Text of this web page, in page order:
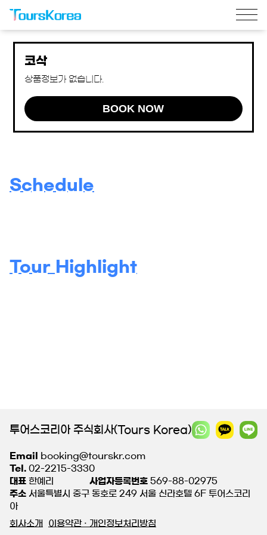
코삭
상품정보가 없습니다.
BOOK NOW
Schedule
Tour Highlight
투어스코리아 주식회사(Tours Korea)
Email
booking@tourskr.com
Tel. 02-2215-3330
대표 한예리 사업자등록번호 569-88-02975
주소 서울특별시 중구 동호로 249 서울 신라호텔 6F 투어스코리
아
회사소개
이용약관 · 개인정보처리방침